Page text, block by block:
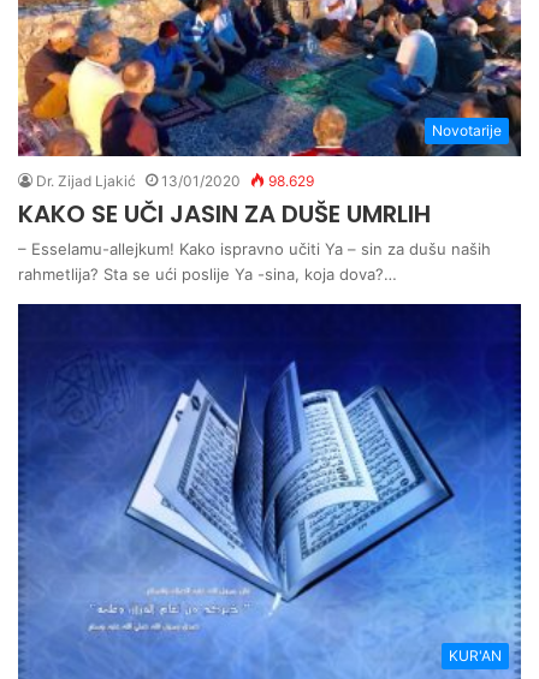
Novotarije
Dr. Zijad Ljakić 13/01/2020 98.629
KAKO SE UČI JASIN ZA DUŠE UMRLIH
– Esselamu-allejkum! Kako ispravno učiti Ya – sin za dušu naših
rahmetlija? Sta se ući poslije Ya -sina, koja dova?…
KUR'AN